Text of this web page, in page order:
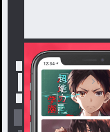
トップ